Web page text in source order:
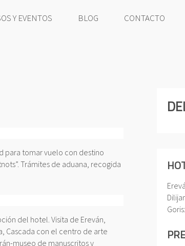
Y EVENTOS BLOG CONTACTO
para tomar vuelo con destino
Trámites de aduana, recogida
del hotel. Visita de Ereván,
Cascada con el centro de arte
museo de manuscritos y